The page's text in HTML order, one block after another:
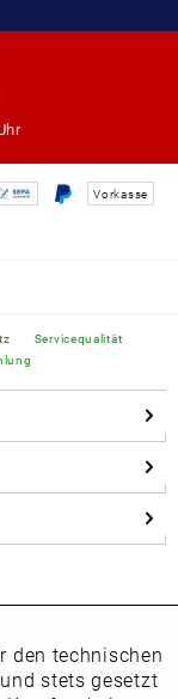
Vorkasse
Servicequalität
Aktiv
den technischen
stets gesetzt